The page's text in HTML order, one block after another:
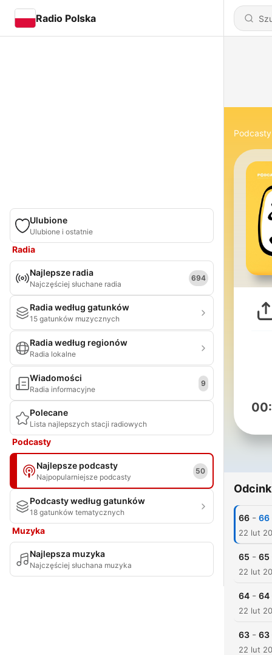
Radio Polska
Ulubione
Ulubione i ostatnie
Radia
Najlepsze radia
Najczęściej słuchane radia
694
Radia według gatunków
15 gatunków muzycznych
Radia według regionów
Radia lokalne
Wiadomości
Radia informacyjne
9
Polecane
Lista najlepszych stacji radiowych
Podcasty
Najlepsze podcasty
Najpopularniejsze podcasty
50
Podcasty według gatunków
18 gatunków tematycznych
Muzyka
Najlepsza muzyka
Najczęściej słuchana muzyka
Podcasty
66 -
22 lut
65 -
22 lut
64 -
22 lut
63 -
22 lut